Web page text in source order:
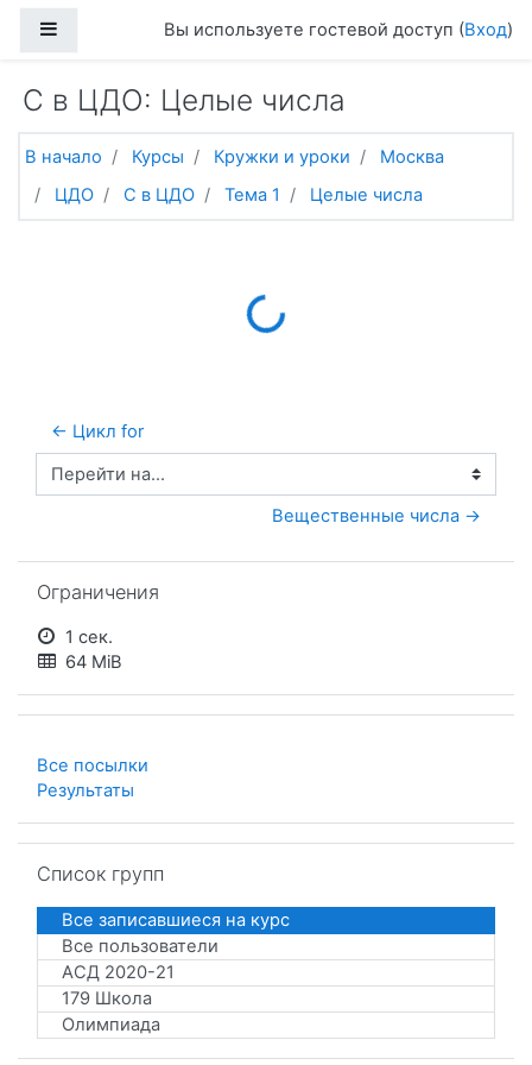
Боковая панельВы используете гостевой доступ (Вход)
C в ЦДО: Целые числа
В начало Курсы Кружки и уроки
Москва
ЦДО
C в ЦДО Тема 1 Целые числа
Loading...
← Цикл for
Перейти на...
Вещественные числа →
Ограничения
1 сек.
64 MiB
Все посылки
Результаты
Список групп
Все записавшиеся на курс
Все пользователи
АСД 2020-21
179 Школа
Олимпиада